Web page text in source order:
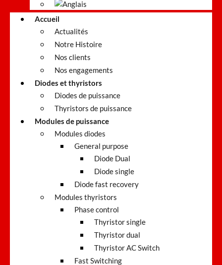
Accueil
Actualités
Notre Histoire
Nos clients
Nos engagements
Diodes et thyristors
Diodes de puissance
Thyristors de puissance
Modules de puissance
Modules diodes
General purpose
Diode Dual
Diode single
Diode fast recovery
Modules thyristors
Phase control
Thyristor single
Thyristor dual
Thyristor AC Switch
Fast Switching